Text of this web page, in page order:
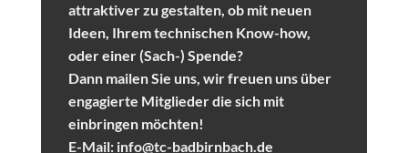
attraktiver zu gestalten, ob mit neuen
Ideen, Ihrem technischen Know-how,
oder einer (Sach-) Spende?
Dann mailen Sie uns, wir freuen uns über
engagierte Mitglieder die sich mit
einbringen möchten!
E-Mail: info@tc-badbirnbach.de